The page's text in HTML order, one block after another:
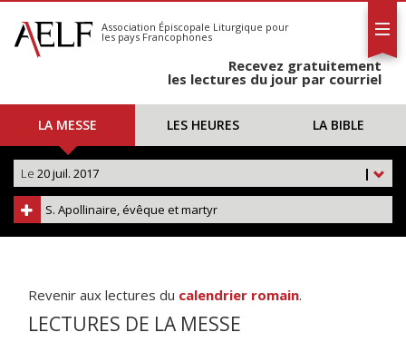
S'abonner
Calendrier
Association Épiscopale Liturgique pour
les pays Francophones
Recevez gratuitement
les lectures du jour par courriel
LA MESSE LES HEURES LA BIBLE
|
Le 20 juil. 2017
S. Apollinaire, évêque et martyr
Revenir aux lectures du calendrier romain.
LECTURES DE LA MESSE